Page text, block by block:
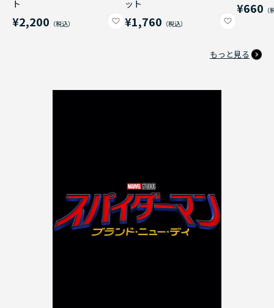
ト
¥2,200
ット
¥1,760
¥660
もっと見る